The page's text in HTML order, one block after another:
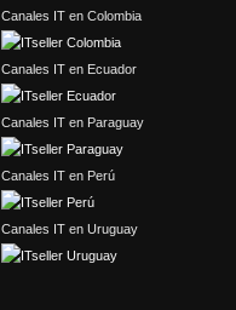
Canales IT en Colombia
Canales IT en Ecuador
Canales IT en Paraguay
Canales IT en Perú
Canales IT en Uruguay